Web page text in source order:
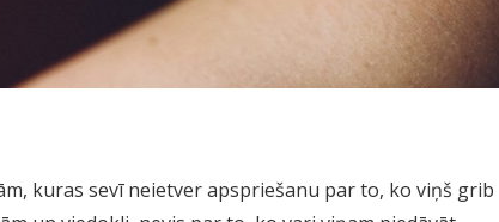
kuras sevī neietver apspriešanu par to, ko viņš grib